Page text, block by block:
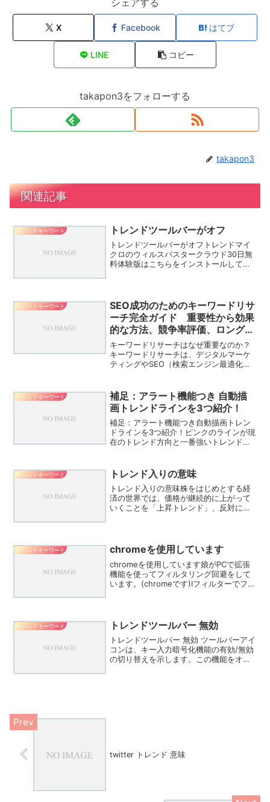
シェアする
X Facebook はてブ
LINE コピー
takapon3をフォローする
takapon3
関連記事
トレンドキーワード トレンドツールバーがオフ
トレンドツールバーがオフトレンドマイ
クロのウィルスバスタークラウド30日無
料体験版はこちらをインストールしてみ
って言葉でサイ...
トレンドキーワード
SEO成功のためのキーワードリサ
ーチ完全ガイド 重要性から効果
的な方法、競争率評価、ロングテ
ール活用まで
キーワードリサーチはなぜ重要なのか？
キーワードリサーチは、デジタルマーケ
ティングやSEO（検索エンジン最適化）
なのか、そしてその根拠について詳しく
説明します。1. ター...
トレンドキーワード
補足：アラート機能つき 自動描
画トレンドラインを3つ紹介！
補足：アラート機能つき自動描画トレン
ドラインを3つ紹介！ピンクのラインが現
在のトレンド方向と一番強いトレンドラ
されます。太い線が古いトレンドライン
で、細い線が新しいトレ...
トレンドキーワード トレンド入りの意味
トレンド入りの意味株をはじめとする経
済の世界では、価格が継続的に上がって
いくことを「上昇トレンド」、反対に継
過去に色々なトレンドがあ...
トレンドキーワード chromeを使用しています
chromeを使用しています娘がPCで拡張
機能を使ってフィルタリング回避をして
います。(chromeです)Iフィルターでフィ
してい...
トレンドキーワード トレンドツールバー 無効
トレンドツールバー 無効 ツールバーアイ
コンは、キー入力暗号化機能の有効/無効
の切り替えを示します。この機能をオン
twitter トレンド 意味